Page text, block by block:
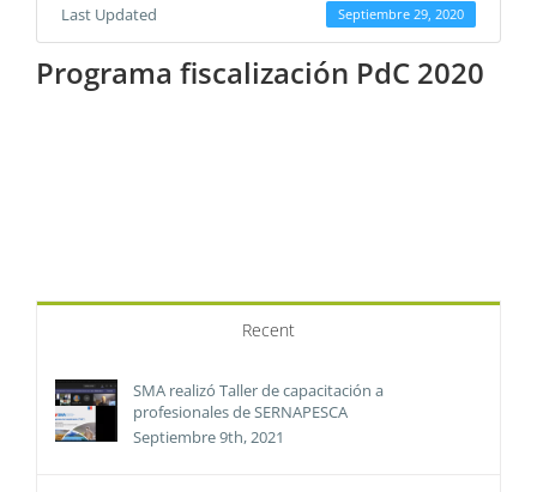
Last Updated Septiembre 29, 2020
Programa fiscalización PdC 2020
Recent
SMA realizó Taller de capacitación a
profesionales de SERNAPESCA
Septiembre 9th, 2021